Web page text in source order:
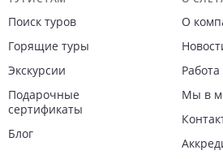
Поиск туров
Горящие туры
Экскурсии
Подарочные
сертификаты
Блог
О
Работа
Мы в